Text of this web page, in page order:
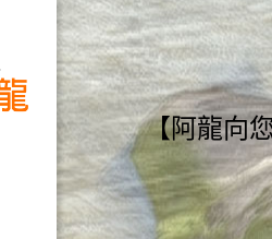
【阿龍向